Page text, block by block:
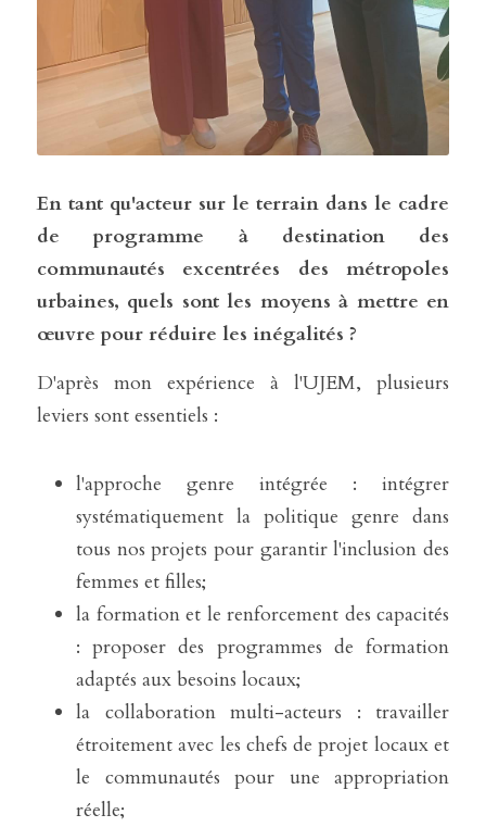
En tant qu'acteur sur le terrain dans le cadre
de programme à destination des
communautés excentrées des métropoles
urbaines, quels sont les moyens à mettre en
œuvre pour réduire les inégalités ?
D'après mon expérience à l'UJEM, plusieurs
leviers sont essentiels :
l'approche genre intégrée : intégrer
systématiquement la politique genre dans
tous nos projets pour garantir l'inclusion des
femmes et filles;
la formation et le renforcement des capacités
: proposer des programmes de formation
adaptés aux besoins locaux;
la collaboration multi-acteurs : travailler
étroitement avec les chefs de projet locaux et
le communautés pour une appropriation
réelle;